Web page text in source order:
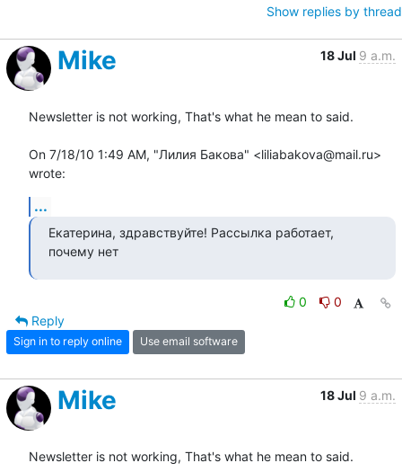
Show replies by thread
Mike 18 Jul 9 a.m.
Newsletter is not working, That's what he mean to said.
On 7/18/10 1:49 AM, "Лилия Бакова" <liliabakova@mail.ru>
wrote:
...
Екатерина, здравствуйте! Рассылка работает,
почему нет
0
0
Reply
Sign in to reply online Use email software
Mike 18 Jul 9 a.m.
Newsletter is not working, That's what he mean to said.